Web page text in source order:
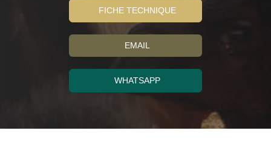
FICHE TECHNIQUE
EMAIL
WHATSAPP